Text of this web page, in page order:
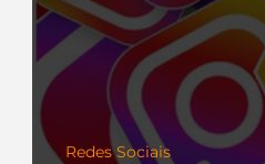
Redes Sociais